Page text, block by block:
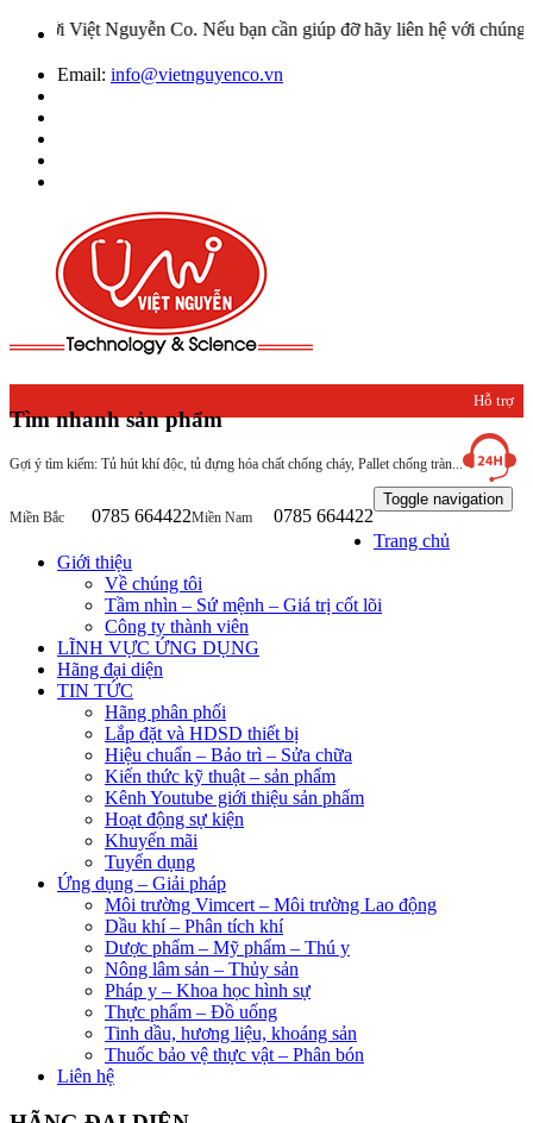
Nguyễn Co. Nếu bạn cần giúp đỡ hãy liên hệ với chúng tôi qua
Email: info@vietnguyenco.vn
Tìm nhanh sản phẩm
Gợi ý tìm kiếm: Tủ hút khí độc, tủ đựng hóa chất chống cháy, Pallet chống tràn...
Hỗ trợ
khách
hàng
Miền Bắc 0785 664422Miền Nam 0785 664422
Toggle navigation
Trang chủ
Giới thiệu
Về chúng tôi
Tầm nhìn – Sứ mệnh – Giá trị cốt lõi
Công ty thành viên
LĨNH VỰC ỨNG DỤNG
Hãng đại diện
TIN TỨC
Hãng phân phối
Lắp đặt và HDSD thiết bị
Hiệu chuẩn – Bảo trì – Sửa chữa
Kiến thức kỹ thuật – sản phẩm
Kênh Youtube giới thiệu sản phẩm
Hoạt động sự kiện
Khuyến mãi
Tuyển dụng
Ứng dụng – Giải pháp
Môi trường Vimcert – Môi trường Lao động
Dầu khí – Phân tích khí
Dược phẩm – Mỹ phẩm – Thú y
Nông lâm sản – Thủy sản
Pháp y – Khoa học hình sự
Thực phẩm – Đồ uống
Tinh dầu, hương liệu, khoáng sản
Thuốc bảo vệ thực vật – Phân bón
Liên hệ